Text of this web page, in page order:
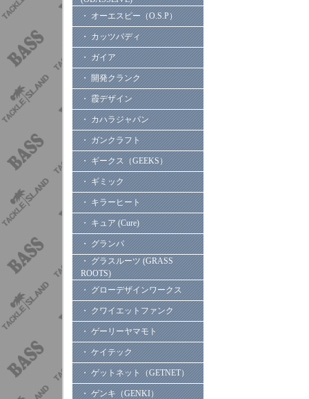
・ オーエスピー（O.S.P）
・ カッツバディ
・ ガイア
・ 開発クランク
・ 霞デザイン
・ カハラジャパン
・ ガンクラフト
・ ギークス（GEEKS）
・ ギミック
・ キラーヒート
・ キュア (Cure)
・ グランパ
・ グラスルーツ (GRASS
ROOTS)
・ グローデザインワークス
・ クワイエットファンク
・ ゲーリーヤマモト
・ ケイテック
・ ゲットネット（GETNET）
・ ゲンキ（GENKI）